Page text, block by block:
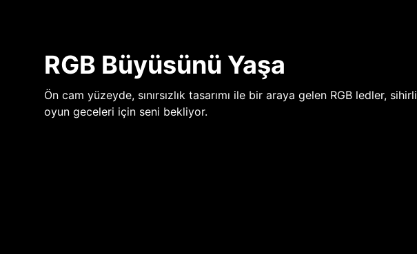
RGB Büyüsünü Yaşa
Ön cam yüzeyde, sınırsızlık tasarımı ile bir araya gelen RGB ledler, sihirli
oyun geceleri için seni bekliyor.